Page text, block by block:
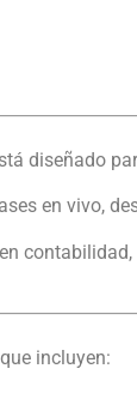
diseñado
en vivo,
incluyen: